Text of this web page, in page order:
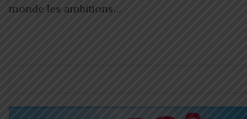
monde les ambitions...